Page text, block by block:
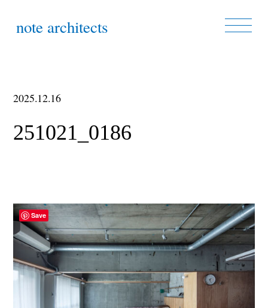
note architects
2025.12.16
251021_0186
Save